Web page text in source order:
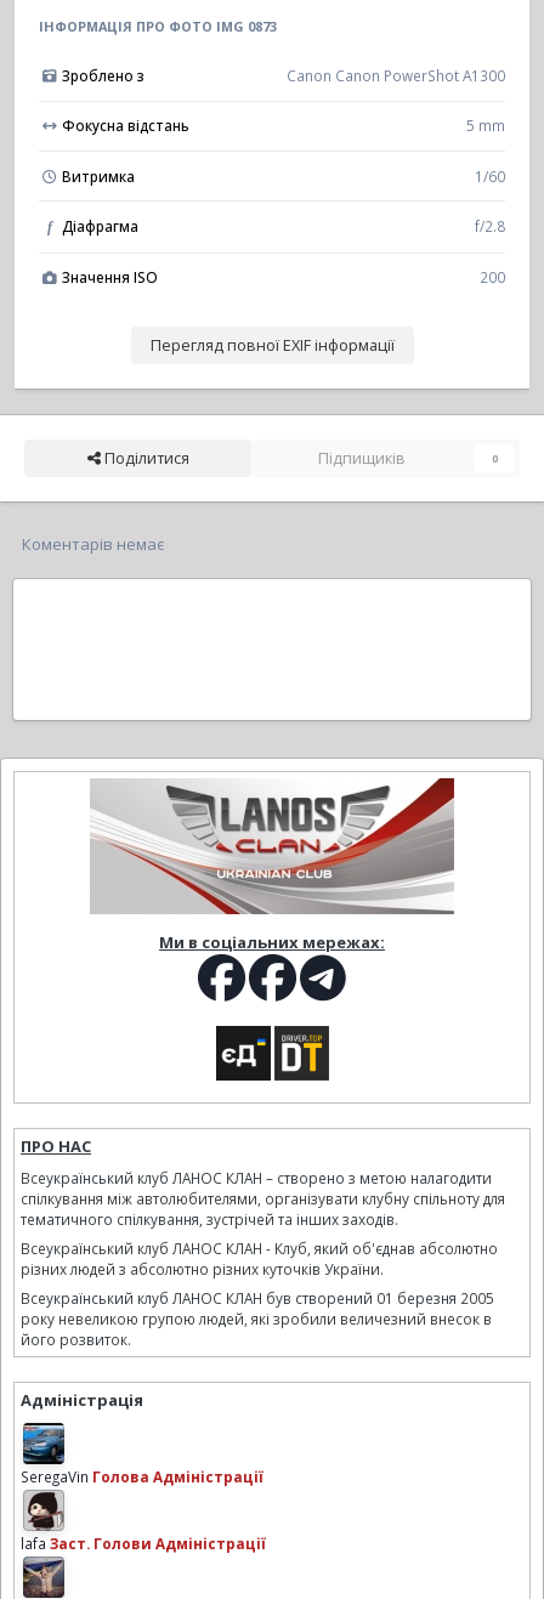
ІНФОРМАЦІЯ ПРО ФОТО IMG 0873
Зроблено з Canon Canon PowerShot A1300
Фокусна відстань 5 mm
Витримка 1/60
f Діафрагма f/2.8
Значення ISO 200
Перегляд повної EXIF інформації
Поділитися Підпищиків 0
Коментарів немає
Ми в соціальних мережах:
ПРО НАС
Всеукраїнський клуб ЛАНОС КЛАН – створено з метою налагодити
спілкування між автолюбителями, організувати клубну спільноту для
тематичного спілкування, зустрічей та інших заходів.
Всеукраїнський клуб ЛАНОС КЛАН - Клуб, який об'єднав абсолютно
різних людей з абсолютно різних куточків України.
Всеукраїнський клуб ЛАНОС КЛАН був створений 01 березня 2005
року невеликою групою людей, які зробили величезний внесок в
його розвиток.
Адміністрація
SeregaVin Голова Адміністрації
lafa Заст. Голови Адміністрації